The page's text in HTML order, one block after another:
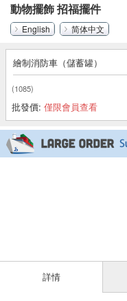
動物擺飾 招福擺件
English 简体中文
繪制消防車（儲蓄罐）
(1085)
批發價: 僅限會員查看
詳情